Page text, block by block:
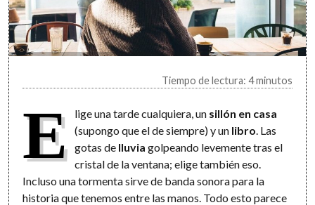
Tiempo de lectura: 4 minutos
E lige una tarde cualquiera, un sillón en casa
(supongo que el de siempre) y un libro . Las
gotas de lluvia golpeando levemente tras el
cristal de la ventana; elige también eso.
Incluso una tormenta sirve de banda sonora para la
historia que tenemos entre las manos. Todo esto parece